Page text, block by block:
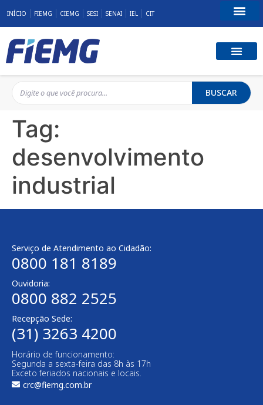
INÍCIO FIEMG CIEMG SESI SENAI IEL CIT
BUSCAR
Tag:
desenvolvimento
industrial
Serviço de Atendimento ao Cidadão:
0800 181 8189
Ouvidoria:
0800 882 2525
Recepção Sede:
(31) 3263 4200
Horário de funcionamento:
Segunda a sexta-feira das 8h às 17h
Exceto feriados nacionais e locais.
crc@fiemg.com.br